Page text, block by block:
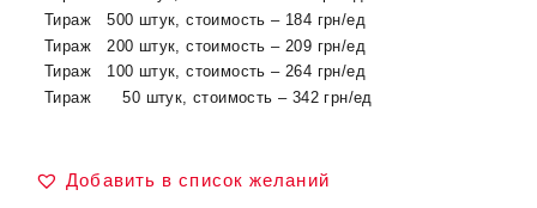
Тираж 500 штук, стоимость – 184 грн/ед
Тираж 200 штук, стоимость – 209 грн/ед
Тираж 100 штук, стоимость – 264 грн/ед
Тираж 50 штук, стоимость – 342 грн/ед
Добавить в список желаний